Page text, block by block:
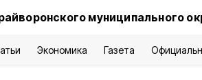
муниципального
Экономика Газета